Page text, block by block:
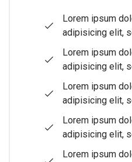
Lorem ipsum
adipisicing elit,
Lorem ipsum
adipisicing elit,
Lorem ipsum
adipisicing elit,
Lorem ipsum
adipisicing elit,
Lorem ipsum